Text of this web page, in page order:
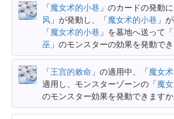
「魔女术的小巷 」のカードの発動
风 」が発動し、「魔女术的小巷 」
「魔女术的小巷 」を墓地へ送って「
巫 」のモンスターの効果を発動で
「王宫的敕命 」の適用中、「魔女
適用し、モンスターゾーンの「魔
のモンスター効果を発動できますか